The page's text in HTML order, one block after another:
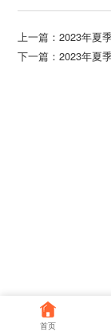
上一篇：2023年夏
下一篇：2023年夏
首页